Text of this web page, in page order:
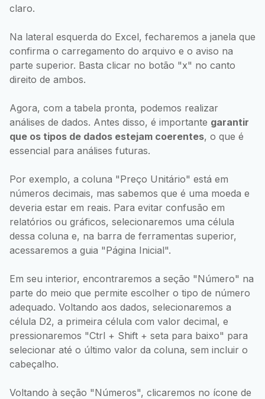
claro.
Na lateral esquerda do Excel, fecharemos a janela que
confirma o carregamento do arquivo e o aviso na
parte superior. Basta clicar no botão "x" no canto
direito de ambos.
Agora, com a tabela pronta, podemos realizar
análises de dados. Antes disso, é importante garantir
que os tipos de dados estejam coerentes, o que é
essencial para análises futuras.
Por exemplo, a coluna "Preço Unitário" está em
números decimais, mas sabemos que é uma moeda e
deveria estar em reais. Para evitar confusão em
relatórios ou gráficos, selecionaremos uma célula
dessa coluna e, na barra de ferramentas superior,
acessaremos a guia "Página Inicial".
Em seu interior, encontraremos a seção "Número" na
parte do meio que permite escolher o tipo de número
adequado. Voltando aos dados, selecionaremos a
célula D2, a primeira célula com valor decimal, e
pressionaremos "Ctrl + Shift + seta para baixo" para
selecionar até o último valor da coluna, sem incluir o
cabeçalho.
Voltando à seção "Números", clicaremos no ícone de